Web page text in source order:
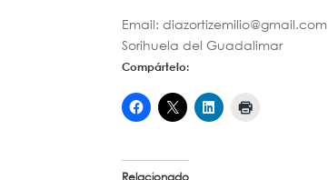
Email: diazortizemilio@gmail.com
Sorihuela del Guadalimar
Compártelo:
Relacionado